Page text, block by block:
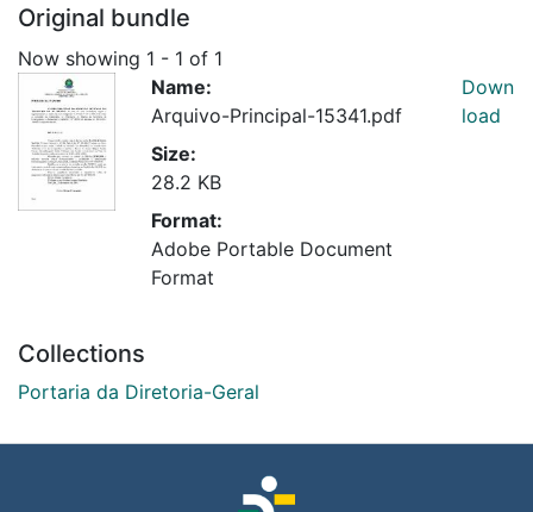
Original bundle
Now showing 1 - 1 of 1
Name:
Arquivo-Principal-15341.pdf
Size:
28.2 KB
Format:
Adobe Portable Document
Format
Down
load
Collections
Portaria da Diretoria-Geral